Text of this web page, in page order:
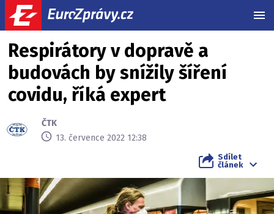
Respirátory v dopravě a
budovách by snížily šíření
covidu, říká expert
ČTK
13. července 2022 12:38
Sdílet
článek